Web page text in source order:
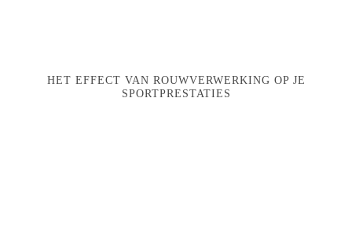
HET EFFECT VAN ROUWVERWERKING OP JE
SPORTPRESTATIES